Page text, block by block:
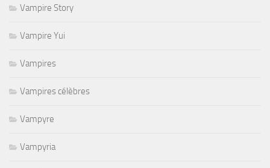
Vampire Story
Vampire Yui
Vampires
Vampires célèbres
Vampyre
Vampyria